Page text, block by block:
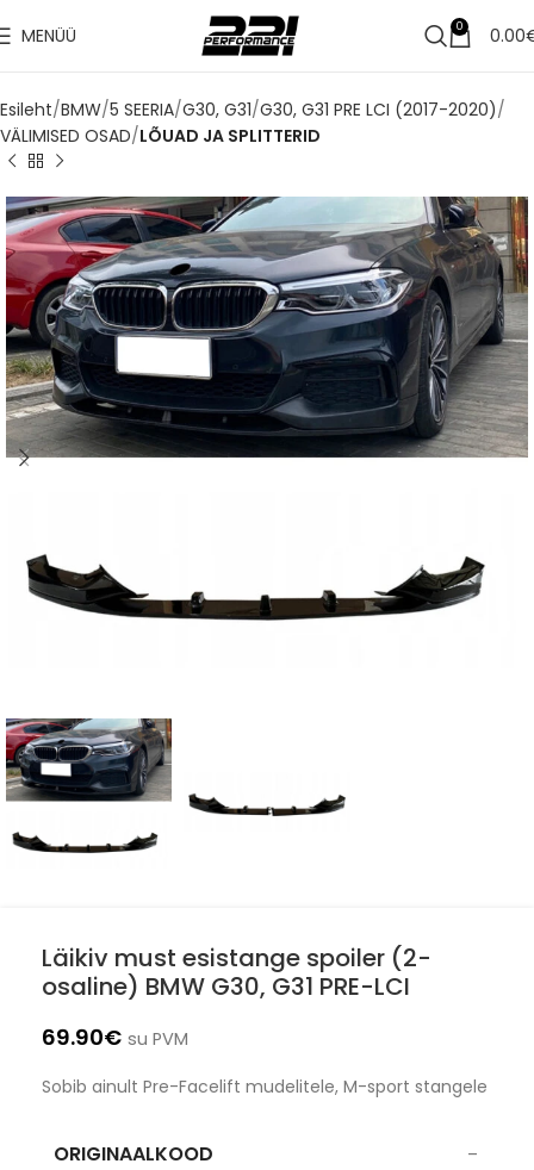
MENÜÜ 0 0.00
Esileht BMW 5 SEERIA G30, G31 G30, G31 PRE LCI (2017-2020)
VÄLIMISED OSAD LÕUAD JA SPLITTERID
Läikiv must esistange spoiler (2-
osaline) BMW G30, G31 PRE-LCI
69.90€ su PVM
Sobib ainult Pre-Facelift mudelitele, M-sport stangele
ORIGINAALKOOD –
✔
Tarne 1–3 tööpäeva jooksul